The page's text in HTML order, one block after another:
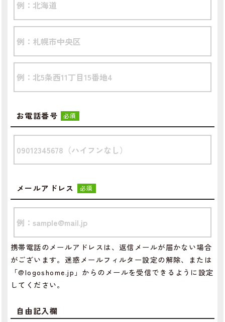
お電話番号 必須
メールアドレス 必須
携帯電話のメールアドレスは、返信メールが届かない場合
がございます。迷惑メールフィルター設定の解除、または
「@logoshome.jp」からのメールを受信できるように設定
してください。
自由記入欄